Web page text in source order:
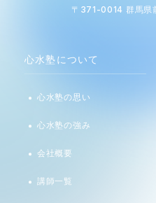
〒371-0014 群馬
心水塾について
心水塾の思い
心水塾の強み
会社概要
講師一覧